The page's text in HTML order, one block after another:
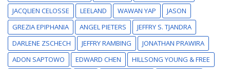
JACQLIEN CELOSSE
LEELAND WAWAN YAP
JASON
GREZIA EPIPHANIA
ANGEL PIETERS
JEFFRY S. TJANDRA
DARLENE ZSCHECH
JEFFRY RAMBING
JONATHAN PRAWIRA
ADON SAPTOWO
EDWARD CHEN
HILLSONG YOUNG & FREE